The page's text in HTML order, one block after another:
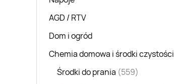
AGD / RTV
Dom i ogród
Chemia domowa i środki czystości
Środki do prania (559)